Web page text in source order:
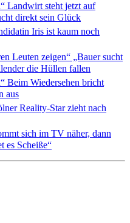
Landwirt steht jetzt auf
direkt sein Glück
Iris ist kaum noch
Leuten zeigen“ „Bauer sucht
die Hüllen fallen
Beim Wiedersehen bricht
aus
Reality-Star zieht nach
sich im TV näher, dann
es Scheiße“